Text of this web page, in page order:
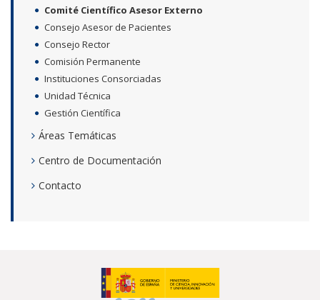
Comité Científico Asesor Externo
Consejo Asesor de Pacientes
Consejo Rector
Comisión Permanente
Instituciones Consorciadas
Unidad Técnica
Gestión Científica
Áreas Temáticas
Centro de Documentación
Contacto